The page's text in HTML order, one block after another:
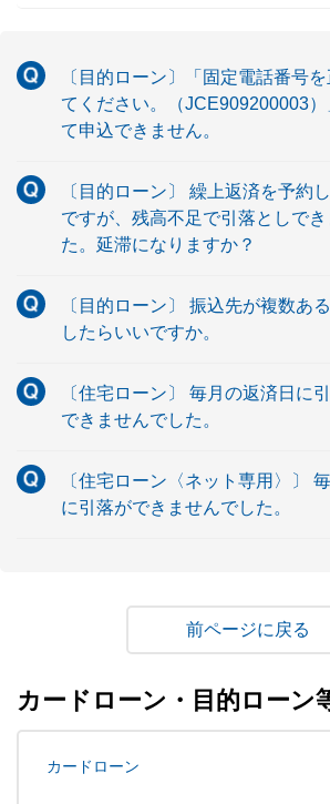
〔目的ローン〕「固定電話番号
てください。（JCE909200003
て申込できません。
〔目的ローン〕 繰上返済を予約
ですが、残高不足で引落としで
た。延滞になりますか？
〔目的ローン〕 振込先が複数あ
したらいいですか。
〔住宅ローン〕 毎月の返済日に
できませんでした。
〔住宅ローン〈ネット専用〉〕
に引落ができませんでした。
戻る
カードローン・目的ローン
カードローン